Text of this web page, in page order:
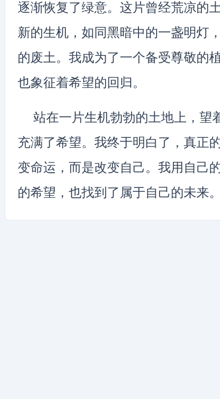
逐渐恢复了绿意。这片曾经荒凉的
新的生机，如同黑暗中的一盏明灯
的废土。我成为了一个备受尊敬的
也象征着希望的回归。
站在一片生机勃勃的土地上，望
充满了希望。我终于明白了，真正
变命运，而是改变自己。我用自己
的希望，也找到了属于自己的未来